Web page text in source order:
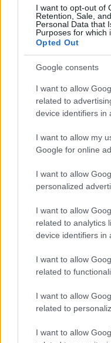
I want to opt-out of
Retention, Sale,
Personal Data that
Purposes for which
Opted Out
Google consents
I want to allow
related to
device identifiers in
I want to allow my
Google for online
I want to allow
personalized
I want to allow
related to analytics
device identifiers in
I want to allow
related to
I want to allow
related to
I want to allow
A BKK válasza:
Társaságunkhoz
érkezett
köszönjük
hogy utasaink
figyelembe
hogy Ön is
bevezetését,
utazóközönség
egyik jelentős
elektronikus
melynek
zajlanak. Az
köszönhetően